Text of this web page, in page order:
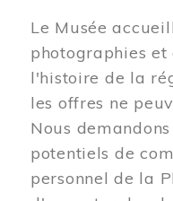
Le Musée
photographies
l'histoire de la
les offres ne
Nous
potentiels de
personnel de la